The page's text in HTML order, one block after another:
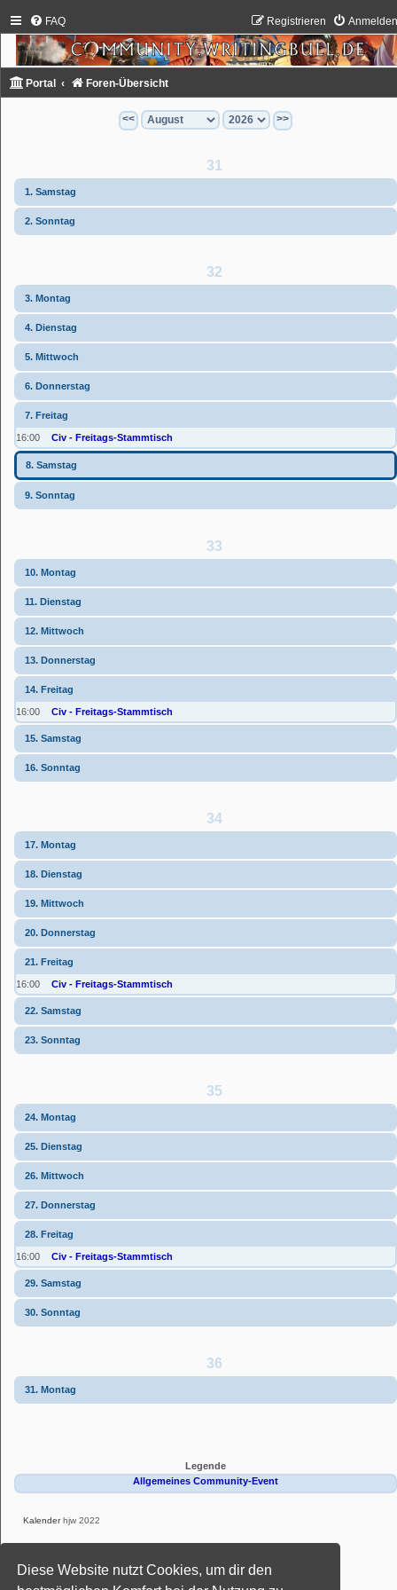
Diese Website nutzt Cookies, um dir den
FAQ Registrieren
Portal Foren-Übersicht
<< >>
31
1. Samstag
2. Sonntag
32
3. Montag
4. Dienstag
5. Mittwoch
6. Donnerstag
7. Freitag
16:00 Civ - Freitags-Stammtisch
8. Samstag
9. Sonntag
33
10. Montag
11. Dienstag
12. Mittwoch
13. Donnerstag
14. Freitag
16:00 Civ - Freitags-Stammtisch
15. Samstag
16. Sonntag
34
17. Montag
18. Dienstag
19. Mittwoch
20. Donnerstag
21. Freitag
16:00 Civ - Freitags-Stammtisch
22. Samstag
23. Sonntag
35
24. Montag
25. Dienstag
26. Mittwoch
27. Donnerstag
28. Freitag
16:00 Civ - Freitags-Stammtisch
29. Samstag
30. Sonntag
36
31. Montag
Legende
Allgemeines Community-Event
Kalenderhjw 2022
Deutsche Übersetzung durch phpBB.de